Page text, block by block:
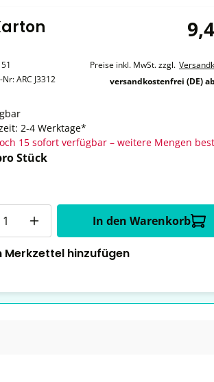
Nr:ARC J3312
Preise inkl. MwSt. zzgl.
versandkostenfrei (DE)
2-4 Werktage*
15 sofort verfügbar – weitere Mengen
Stück
In den Warenkorb
Merkzettel hinzufügen